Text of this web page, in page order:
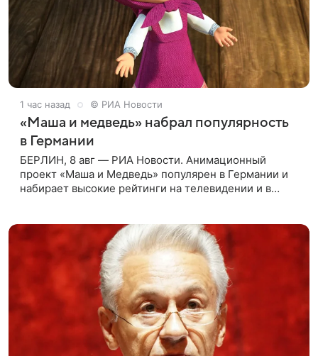
1 час назад © РИА Новости
«Маша и медведь» набрал популярность
в Германии
БЕРЛИН, 8 авг — РИА Новости. Анимационный
проект «Маша и Медведь» популярен в Германии и
набирает высокие рейтинги на телевидении и в